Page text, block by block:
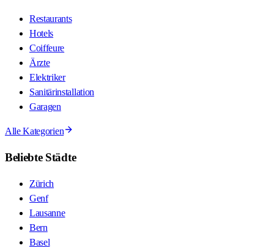
Restaurants
Hotels
Coiffeure
Ärzte
Elektriker
Sanitärinstallation
Garagen
Alle Kategorien
Beliebte Städte
Zürich
Genf
Lausanne
Bern
Basel